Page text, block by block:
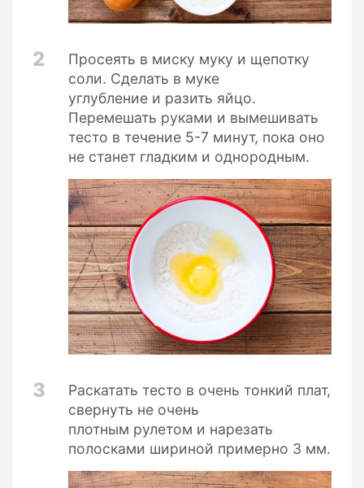
2
Просеять в миску муку и щепотку
соли. Сделать в муке
углубление и разить яйцо.
Перемешать руками и вымешивать
тесто в течение 5-7 минут, пока оно
не станет гладким и однородным.
3
Раскатать тесто в очень тонкий плат,
свернуть не очень
плотным рулетом и нарезать
полосками шириной примерно 3 мм.